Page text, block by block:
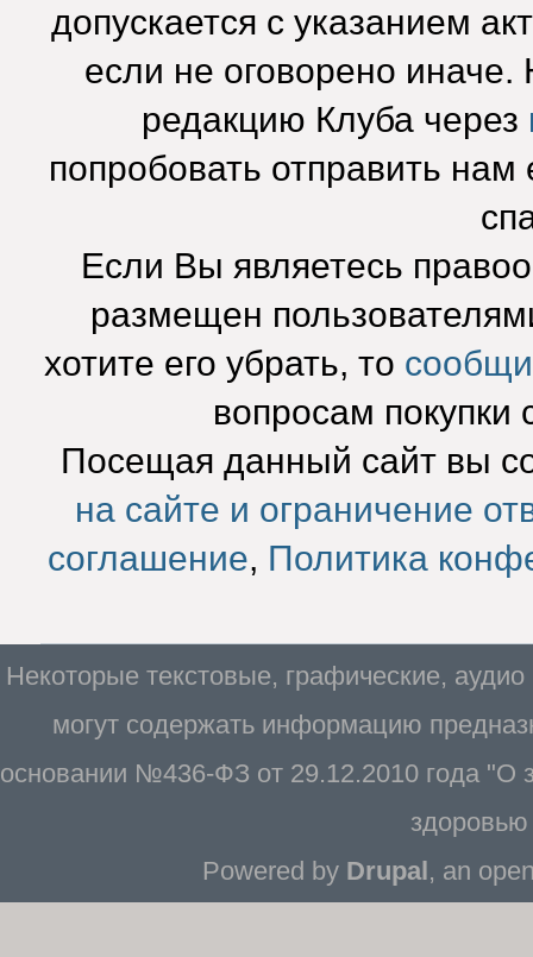
допускается с указанием
если не оговорено
редакцию Клуба через
попробовать отправить нам
Если Вы являетесь
размещен
хотите его убрать, то
вопросам покупки
Посещая данный сайт вы
на сайте и ограничение
соглашение, Политика
Некоторые текстовые, графические,
могут содержать информацию
основании №436-ФЗ от 29.12.2010 года "О
Powered by Drupal, an